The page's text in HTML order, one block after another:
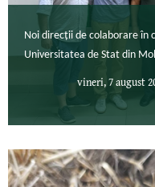
Noi direcții de colaborare în
Universitatea de Stat din
vineri, 7 august